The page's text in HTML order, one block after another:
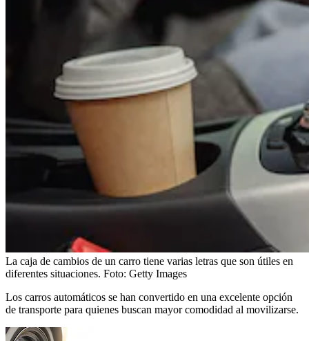
La caja de cambios de un carro tiene varias letras que son útiles en
diferentes situaciones. Foto: Getty Images
Los carros automáticos se han convertido en una excelente opción
de transporte para quienes buscan mayor comodidad al movilizarse.